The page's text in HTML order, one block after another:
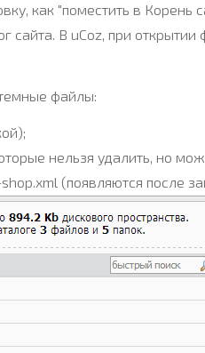
как "поместить в Корень
сайта. В uCoz, при
файлы:
нельзя удалить, но
(появляются после